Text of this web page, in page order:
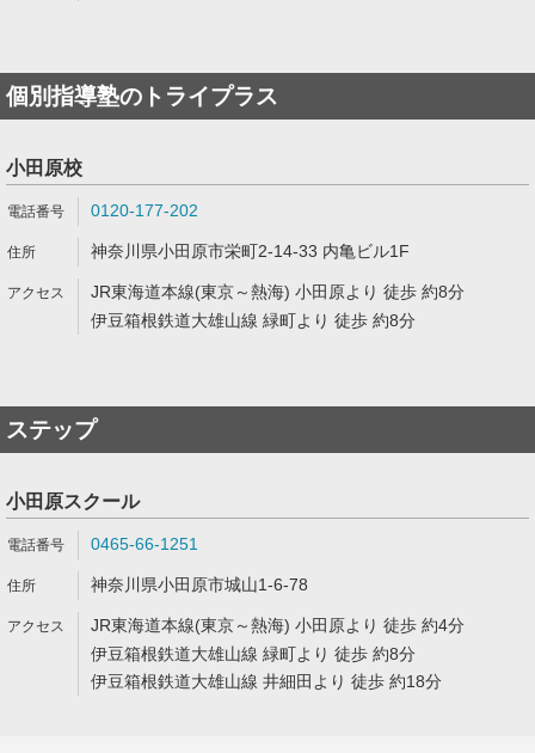
個別指導塾のトライプラス
小田原校
0120-177-202
神奈川県小田原市栄町2-14-33 内亀ビル1F
JR東海道本線(東京～熱海) 小田原より 徒歩 約8分
伊豆箱根鉄道大雄山線 緑町より 徒歩 約8分
ステップ
小田原スクール
0465-66-1251
神奈川県小田原市城山1-6-78
JR東海道本線(東京～熱海) 小田原より 徒歩 約4分
伊豆箱根鉄道大雄山線 緑町より 徒歩 約8分
伊豆箱根鉄道大雄山線 井細田より 徒歩 約18分